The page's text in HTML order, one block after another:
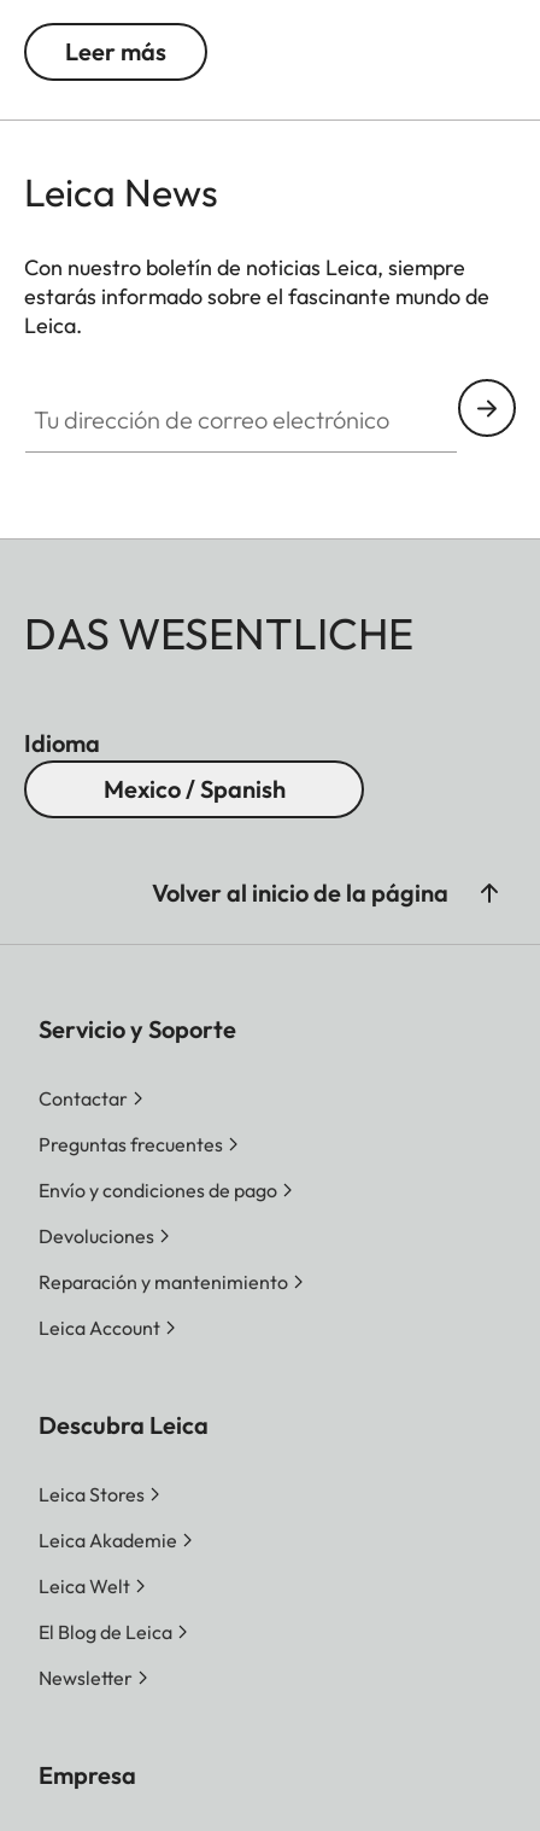
correa para incluye una solapa protectora para el
cuerpo de la cámara. La puntada decorativa
Leer más
Leica News
Con nuestro boletín de noticias Leica, siempre
estarás informado sobre el fascinante mundo de
Leica.
DAS WESENTLICHE
Idioma
Mexico / Spanish
Volver al inicio de la página
Servicio y Soporte
Contactar
Preguntas frecuentes
Envío y condiciones de pago
Devoluciones
Reparación y mantenimiento
Leica Account
Descubra Leica
Leica Stores
Leica Akademie
Leica Welt
El Blog de Leica
Newsletter
Empresa